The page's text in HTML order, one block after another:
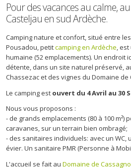
Pour des vacances au calme,
Casteljau en sud Ardèche.
Camping nature et confort, situé entre
Pousadou, petitcamping en Ardèche,
humaine (52 emplacements). Un endroit
détente, dans un site naturel préservé,
Chassezac et des vignes du Domaine de
Le camping est ouvert du 4 Avril au 30
Nous vous proposons :
- de grands emplacements (80 à 100 m²)
caravanes, sur un terrain bien ombragé;
- des sanitaires individuels: avec un WC,
évier. Un sanitaire PMR (Personne à
L'accueil se fait au Domaine de